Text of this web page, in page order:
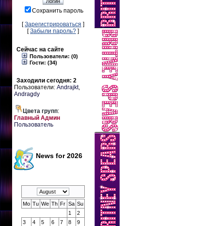
Сохранить пароль
[Зарегистрироваться ]
[Забыли пароль? ]
Сейчас на сайте
Пользователи: (0)
Гости: (34)
Заходили сегодня: 2
Пользователи:Andrajkt,
Andragdy
Цвета групп:
Главный Админ
Пользователь
News for 2026
Mo Tu We Th Fr Sa Su
1
2
3
4 5 6 7 8
9